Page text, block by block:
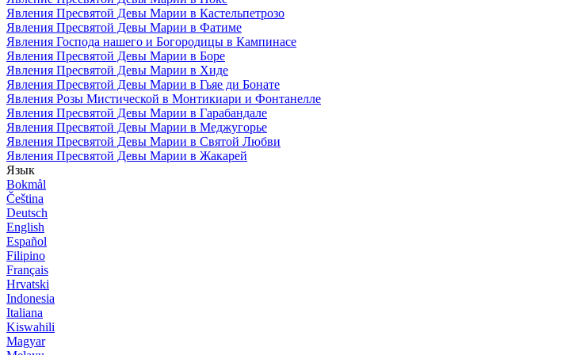
Явления Пресвятой Девы Марии в Кастельпетрозо
Явления Пресвятой Девы Марии в Фатиме
Явления Господа нашего и Богородицы в Кампинасе
Явления Пресвятой Девы Марии в Боре
Явления Пресвятой Девы Марии в Хиде
Явления Пресвятой Девы Марии в Гьяе ди Бонате
Явления Розы Мистической в Монтикиари и Фонтанелле
Явления Пресвятой Девы Марии в Гарабандале
Явления Пресвятой Девы Марии в Меджугорье
Явления Пресвятой Девы Марии в Святой Любви
Явления Пресвятой Девы Марии в Жакарей
Язык
Bokmål
Čeština
Deutsch
English
Español
Filipino
Français
Hrvatski
Indonesia
Italiana
Kiswahili
Magyar